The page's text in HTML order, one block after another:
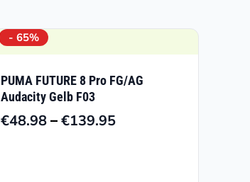
- 65%
PUMA FUTURE 8 Pro FG/AG
Audacity Gelb F03
€48.98–€139.95Preisspanne: